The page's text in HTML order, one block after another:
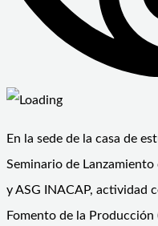
En la sede de la casa de
Seminario de
y ASG INACAP, actividad
Fomento de la Producción